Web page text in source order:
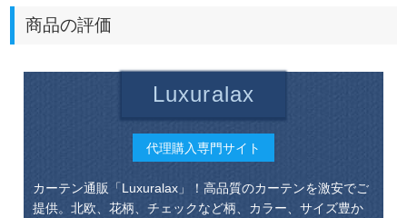
商品の評価
Luxuralax
代理購入専門サイト
カーテン通販「Luxuralax」！高品質のカーテンを激安でご
提供。北欧、花柄、チェックなど柄、カラー、サイズ豊か